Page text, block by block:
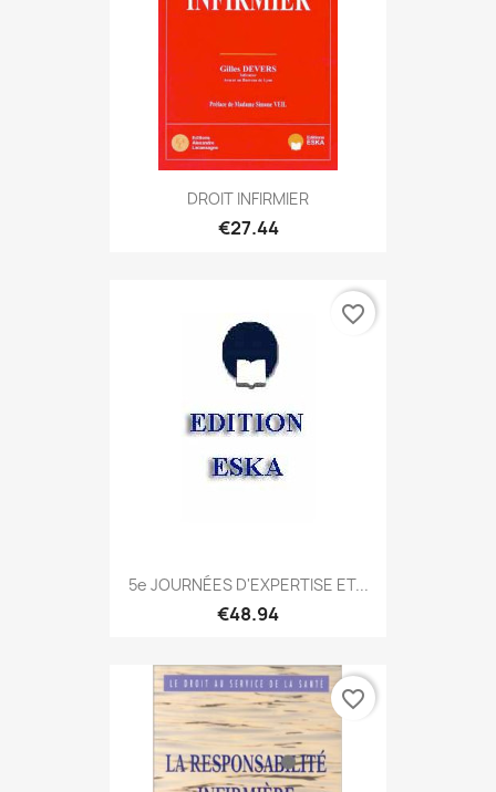
DROIT INFIRMIER
€27.44
5e JOURNÉES D'EXPERTISE ET...
€48.94
favorite_border
favorite_border